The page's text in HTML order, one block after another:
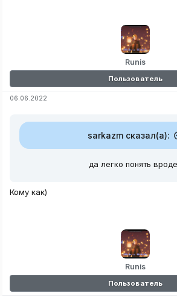
и.т.д
Runis
Пользователь
06.06.2022
sarkazm сказал(а):
да легко понять
Кому как)
Runis
Пользователь